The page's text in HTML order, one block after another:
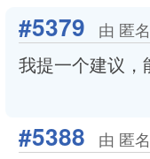
#5379 由 匿
我提一个建议
#5388 由 匿